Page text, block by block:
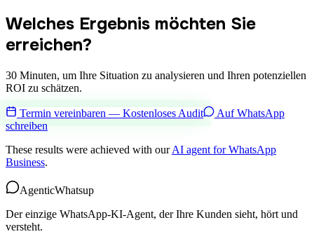
Welches Ergebnis möchten Sie
erreichen?
30 Minuten, um Ihre Situation zu analysieren und Ihren potenziellen
ROI zu schätzen.
Termin vereinbaren — Kostenloses Audit
Auf WhatsApp
schreiben
These results were achieved with our AI agent for WhatsApp
Business.
AgenticWhatsup
Der einzige WhatsApp-KI-Agent, der Ihre Kunden sieht, hört und
versteht.